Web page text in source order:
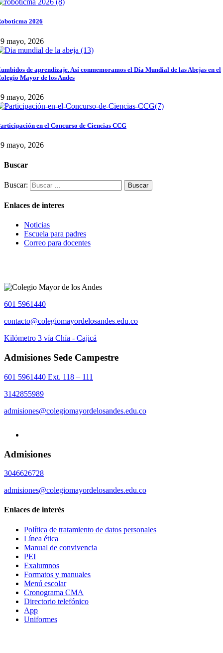
2026
mayo, 2026
de aprendizaje. Así conmemoramos el Día Mundial de las Abejas en el
Mayor de los Andes
mayo, 2026
en el Concurso de Ciencias CCG
mayo, 2026
Buscar
Buscar:
Enlaces de interes
Noticias
Escuela para padres
Correo para docentes
601 5961440
contacto@colegiomayordelosandes.edu.co
Kilómetro 3 vía Chía - Cajicá
Admisiones Sede Campestre
601 5961440 Ext. 118 – 111
3142855989
admisiones@colegiomayordelosandes.edu.co
Admisiones
3046626728
admisiones@colegiomayordelosandes.edu.co
Enlaces de interés
Política de tratamiento de datos personales
Línea ética
Manual de convivencia
PEI
Exalumnos
Formatos y manuales
Menú escolar
Cronograma CMA
Directorio telefónico
App
Uniformes